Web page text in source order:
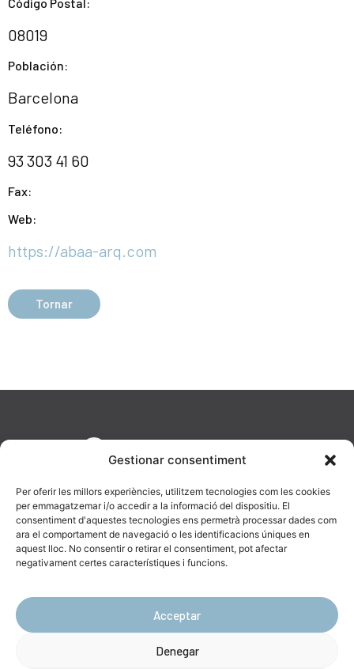
Gestionar consentiment
Per oferir les millors experiències, utilitzem tecnologies com les cookies
per emmagatzemar i/o accedir a la informació del dispositiu. El
consentiment d'aquestes tecnologies ens permetrà processar dades com
ara el comportament de navegació o les identificacions úniques en
aquest lloc. No consentir o retirar el consentiment, pot afectar
negativament certes característiques i funcions.
Acceptar
Denegar
08019
Población:
Barcelona
Teléfono:
93 303 41 60
Fax:
Web:
https://abaa-arq.com
Tornar
AV. Diagonal, 477, 08036 Barcelona
info@catenara.cat